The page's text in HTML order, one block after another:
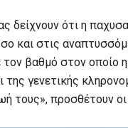
δείχνουν ότι η
και στις
βαθμό στον οποίο
της γενετικής
τους», προσθέτουν οι